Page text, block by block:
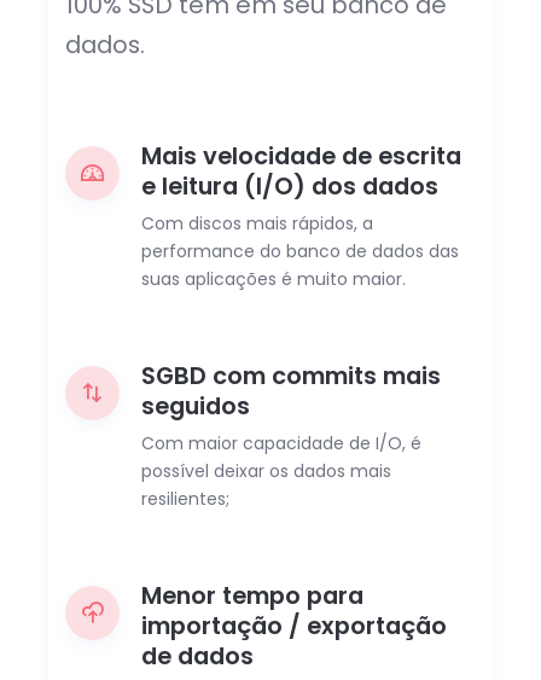
dados.
Mais velocidade de escrita
e leitura (I/O) dos dados
Com discos mais rápidos, a
performance do banco de dados das
suas aplicações é muito maior.
SGBD com commits mais
seguidos
Com maior capacidade de I/O, é
possível deixar os dados mais
resilientes;
Menor tempo para
importação / exportação
de dados